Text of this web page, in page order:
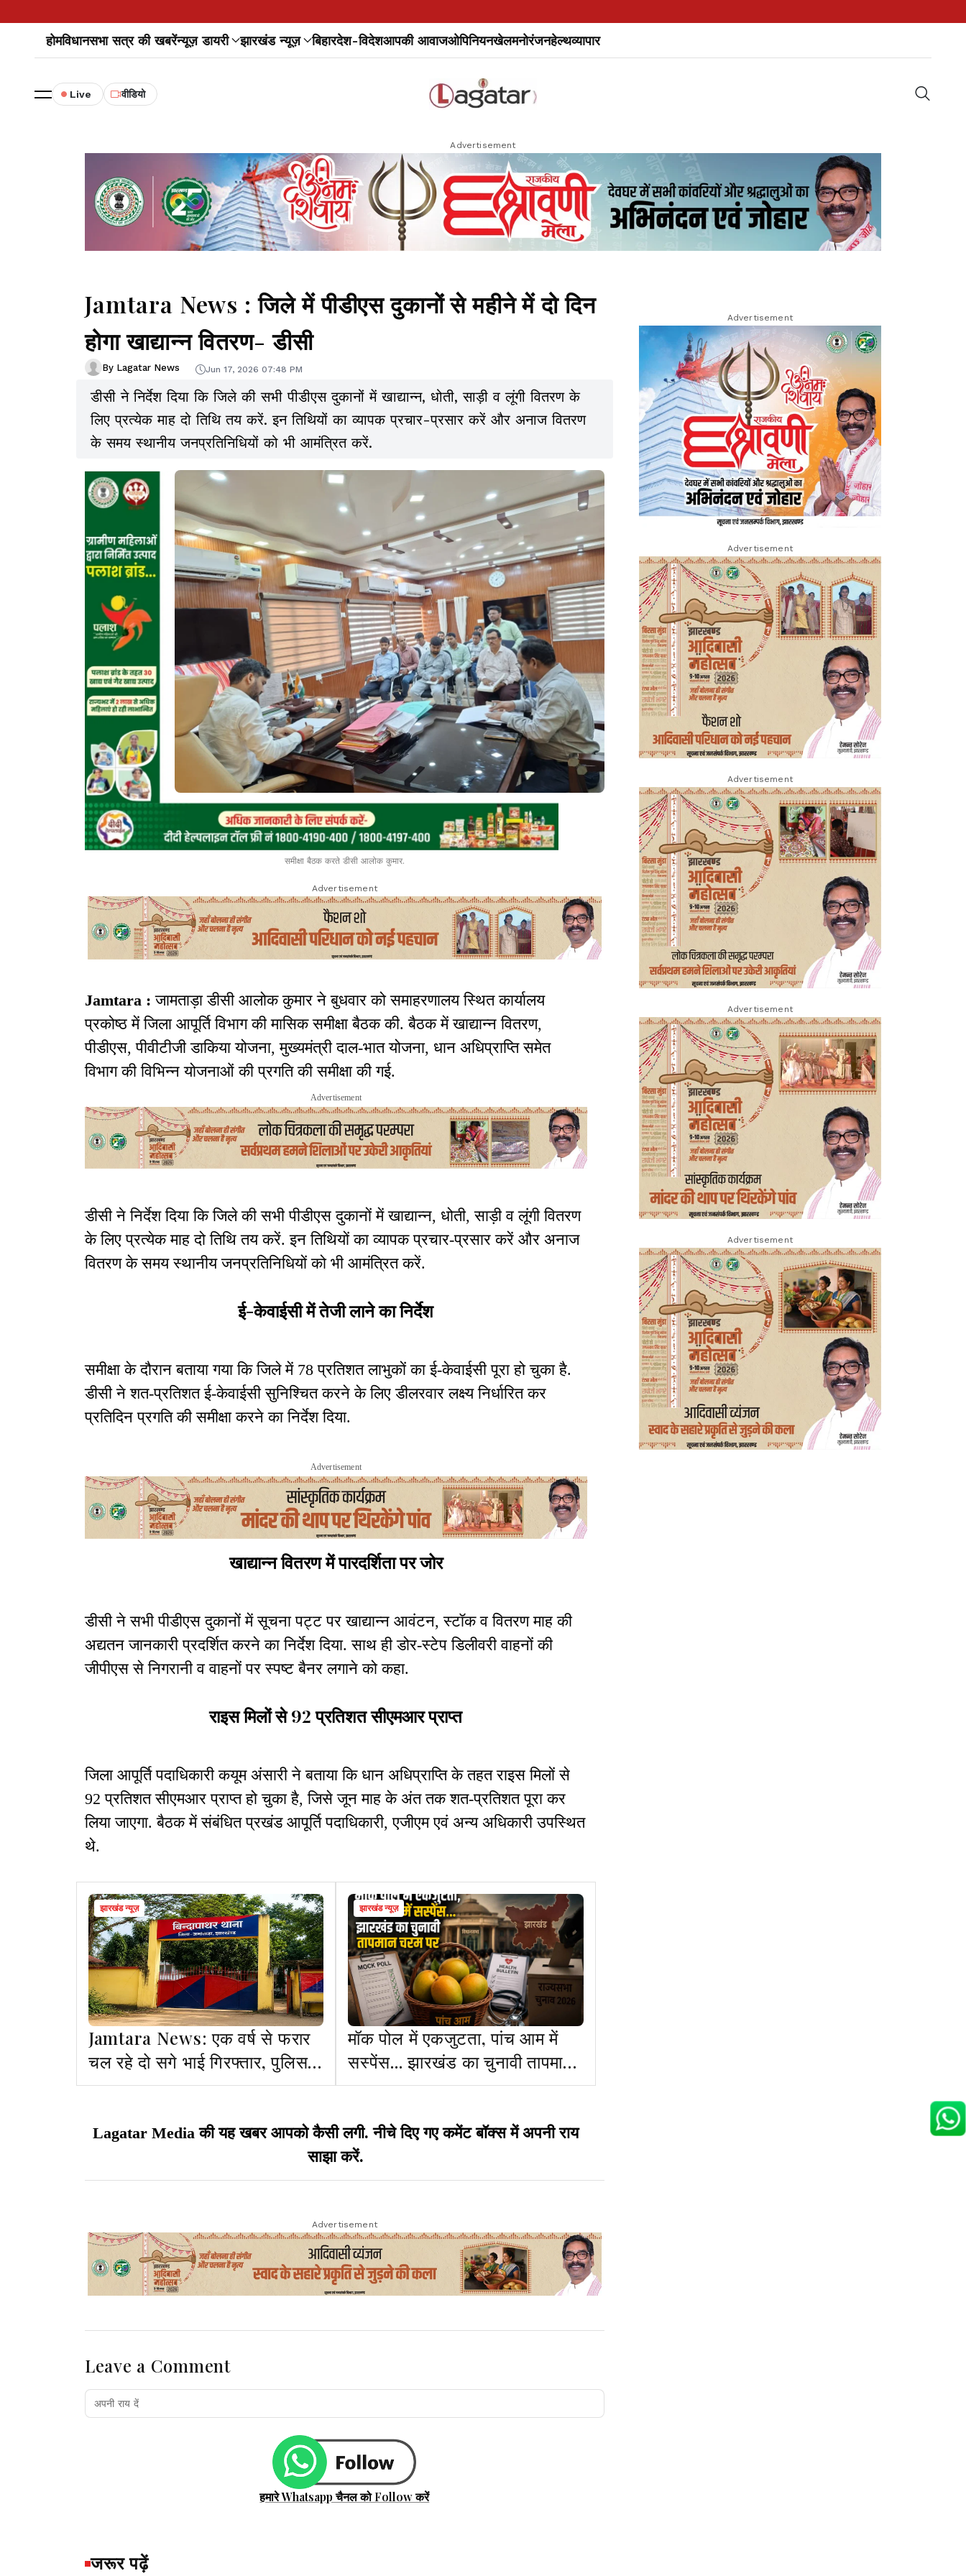
होमविधानसभा सत्र की खबरेंन्यूज़ डायरी झारखंड न्यूज़ बिहारदेश-विदेशआपकी आवाजओपिनियनखेलमनोरंजनहेल्थव्यापार
Live वीडियो
Advertisement
Jamtara News : जिले में पीडीएस दुकानों से महीने में दो दिन
होगा खाद्यान्न वितरण- डीसी
By Lagatar News Jun 17, 2026 07:48 PM
डीसी ने निर्देश दिया कि जिले की सभी पीडीएस दुकानों में खाद्यान्न, धोती, साड़ी व लूंगी वितरण के
लिए प्रत्येक माह दो तिथि तय करें. इन तिथियों का व्यापक प्रचार-प्रसार करें और अनाज वितरण
के समय स्थानीय जनप्रतिनिधियों को भी आमंत्रित करें.
समीक्षा बैठक करते डीसी आलोक कुमार.
Advertisement
Jamtara :जामताड़ा डीसी आलोक कुमार ने बुधवार को समाहरणालय स्थित कार्यालय
प्रकोष्ठ में जिला आपूर्ति विभाग की मासिक समीक्षा बैठक की. बैठक में खाद्यान्न वितरण,
पीडीएस, पीवीटीजी डाकिया योजना, मुख्यमंत्री दाल-भात योजना, धान अधिप्राप्ति समेत
विभाग की विभिन्न योजनाओं की प्रगति की समीक्षा की गई.
Advertisement
डीसी ने निर्देश दिया कि जिले की सभी पीडीएस दुकानों में खाद्यान्न, धोती, साड़ी व लूंगी वितरण
के लिए प्रत्येक माह दो तिथि तय करें. इन तिथियों का व्यापक प्रचार-प्रसार करें और अनाज
वितरण के समय स्थानीय जनप्रतिनिधियों को भी आमंत्रित करें.
ई-केवाईसी में तेजी लाने का निर्देश
समीक्षा के दौरान बताया गया कि जिले में 78 प्रतिशत लाभुकों का ई-केवाईसी पूरा हो चुका है.
डीसी ने शत-प्रतिशत ई-केवाईसी सुनिश्चित करने के लिए डीलरवार लक्ष्य निर्धारित कर
प्रतिदिन प्रगति की समीक्षा करने का निर्देश दिया.
Advertisement
खाद्यान्न वितरण में पारदर्शिता पर जोर
डीसी ने सभी पीडीएस दुकानों में सूचना पट्ट पर खाद्यान्न आवंटन, स्टॉक व वितरण माह की
अद्यतन जानकारी प्रदर्शित करने का निर्देश दिया. साथ ही डोर-स्टेप डिलीवरी वाहनों की
जीपीएस से निगरानी व वाहनों पर स्पष्ट बैनर लगाने को कहा.
राइस मिलों से 92 प्रतिशत सीएमआर प्राप्त
जिला आपूर्ति पदाधिकारी कयूम अंसारी ने बताया कि धान अधिप्राप्ति के तहत राइस मिलों से
92 प्रतिशत सीएमआर प्राप्त हो चुका है, जिसे जून माह के अंत तक शत-प्रतिशत पूरा कर
लिया जाएगा. बैठक में संबंधित प्रखंड आपूर्ति पदाधिकारी, एजीएम एवं अन्य अधिकारी उपस्थित
थे.
झारखंड न्यूज़
Jamtara News: एक वर्ष से फरार
चल रहे दो सगे भाई गिरफ्तार, पुलिस ने
भेजा जेल
झारखंड न्यूज़
मॉक पोल में एकजुटता, पांच आम में
सस्पेंस... झारखंड का चुनावी तापमान
चरम पर
Lagatar Media की यह खबर आपको कैसी लगी. नीचे दिए गए कमेंट बॉक्स में अपनी राय
साझा करें.
Advertisement
Leave a Comment
हमारे Whatsapp चैनल को Follow करें
जरूर पढ़ें
Advertisement
Advertisement
Advertisement
Advertisement
Advertisement